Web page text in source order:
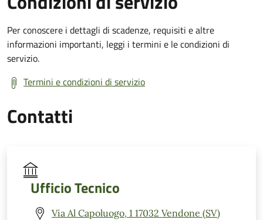
Per conoscere i dettagli di scadenze, requisiti e altre
informazioni importanti, leggi i termini e le condizioni di
servizio.
Termini e condizioni di servizio
Contatti
Ufficio Tecnico
Via Al Capoluogo, 1 17032 Vendone (SV)